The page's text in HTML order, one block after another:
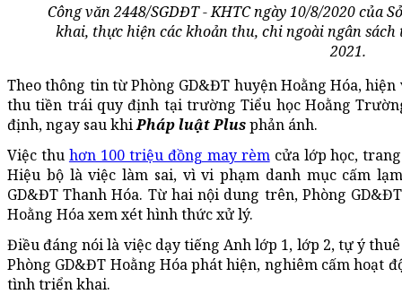
Công văn 2448/SGDĐT - KHTC ngày 10/8/2020 của
khai, thực hiện các khoản thu, chi ngoài ngân
2021.
Theo thông tin từ Phòng GD&ĐT huyện Hoằng Hóa,
thu tiền trái quy định tại trường Tiểu học Hoằng
định, ngay sau khiPháp luật Plusphản ánh.
Việc thu hơn 100 triệu đồng may rèmcửa lớp học,
Hiệu bộ là việc làm sai, vì vi phạm danh mục cấm
GD&ĐT Thanh Hóa. Từ hai nội dung trên, Phòng
Hoằng Hóa xem xét hình thức xử lý.
Điều đáng nói là việc dạy tiếng Anh lớp 1, lớp 2, tự ý
Phòng GD&ĐT Hoằng Hóa phát hiện, nghiêm cấm hoạt
tình triển khai.